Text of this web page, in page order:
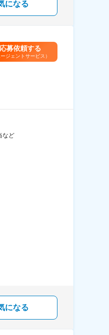
になる
応募依頼する
ージェントサービス）
など
になる